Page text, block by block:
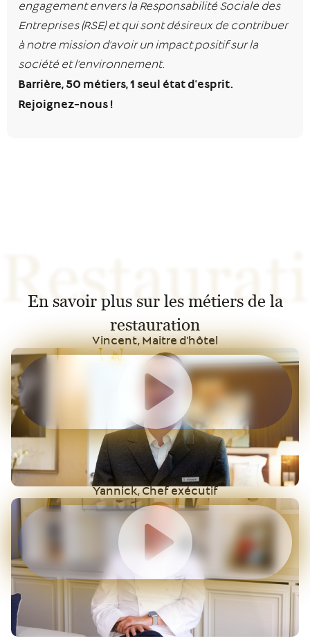
engagement envers la Responsabilité Sociale des
Entreprises (RSE) et qui sont désireux de contribuer
à notre mission d’avoir un impact positif sur la
société et l’environnement.
Barrière, 50 métiers, 1 seul état d’esprit.
Rejoignez-nous !
En savoir plus sur les métiers de la
restauration
Vincent, Maitre d'hôtel
Yannick, Chef exécutif